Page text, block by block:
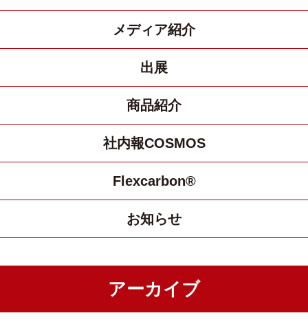
メディア紹介
出展
商品紹介
社内報COSMOS
Flexcarbon®
お知らせ
アーカイブ